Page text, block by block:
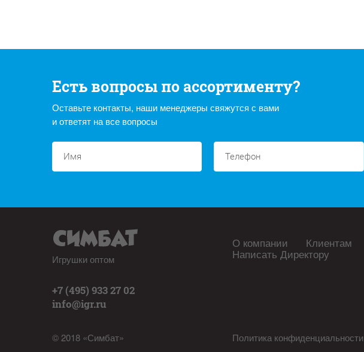
Есть вопросы по ассортименту?
Оставьте контакты, наши менеджеры свяжутся с вами
и ответят на все вопросы
Игрушки оптом
+7 (495) 933 27 02
info@igr.ru
© 2018 «Симбат»
О компании Клиентам
Написать Директору
Политика конфиденциальности